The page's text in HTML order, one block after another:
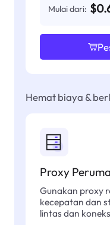
Mulai dari:
Hemat biaya &
Proxy
Gunakan proxy
kecepatan dan
lintas dan